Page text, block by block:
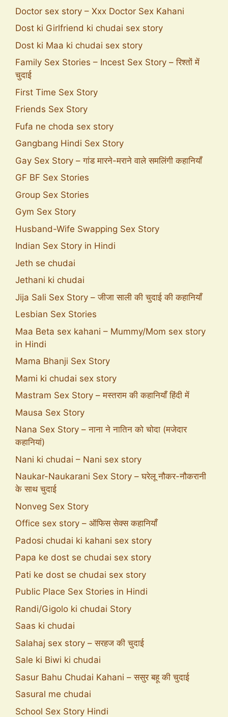
Doctor sex story – Xxx Doctor Sex Kahani
Dost ki Girlfriend ki chudai sex story
Dost ki Maa ki chudai sex story
Family Sex Stories – Incest Sex Story – रिश्तों में
चुदाई
First Time Sex Story
Friends Sex Story
Fufa ne choda sex story
Gangbang Hindi Sex Story
Gay Sex Story – गांड मारने-मराने वाले समलिंगी कहानियाँ
GF BF Sex Stories
Group Sex Stories
Gym Sex Story
Husband-Wife Swapping Sex Story
Indian Sex Story in Hindi
Jeth se chudai
Jethani ki chudai
Jija Sali Sex Story – जीजा साली की चुदाई की कहानियाँ
Lesbian Sex Stories
Maa Beta sex kahani – Mummy/Mom sex story
in Hindi
Mama Bhanji Sex Story
Mami ki chudai sex story
Mastram Sex Story – मस्तराम की कहानियाँ हिंदी में
Mausa Sex Story
Nana Sex Story – नाना ने नातिन को चोदा (मजेदार
कहानियां)
Nani ki chudai – Nani sex story
Naukar-Naukarani Sex Story – घरेलू नौकर-नौकरानी
के साथ चुदाई
Nonveg Sex Story
Office sex story – ऑफिस सेक्स कहानियाँ
Padosi chudai ki kahani sex story
Papa ke dost se chudai sex story
Pati ke dost se chudai sex story
Public Place Sex Stories in Hindi
Randi/Gigolo ki chudai Story
Saas ki chudai
Salahaj sex story – सरहज की चुदाई
Sale ki Biwi ki chudai
Sasur Bahu Chudai Kahani – ससुर बहू की चुदाई
Sasural me chudai
School Sex Story Hindi